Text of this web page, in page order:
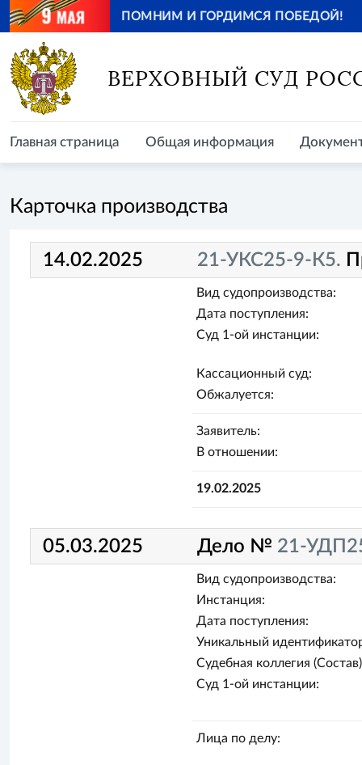
ПОМНИМ И ГОРДИМСЯ ПОБЕДОЙ!
Главная страница
ВЕРХОВНЫЙ СУД
Главная страница Общая информация
Карточка производства
14.02.2025 21-УКС25-9-К5.
Вид судопроизводства:
Дата поступления:
Суд 1-ой инстанции:
Кассационный суд:
Обжалуется:
Заявитель:
В отношении:
19.02.2025
05.03.2025 Дело № 21-
Вид судопроизводства:
Инстанция:
Дата поступления:
Уникальный
Судебная коллегия
Суд 1-ой инстанции:
Лица по делу: